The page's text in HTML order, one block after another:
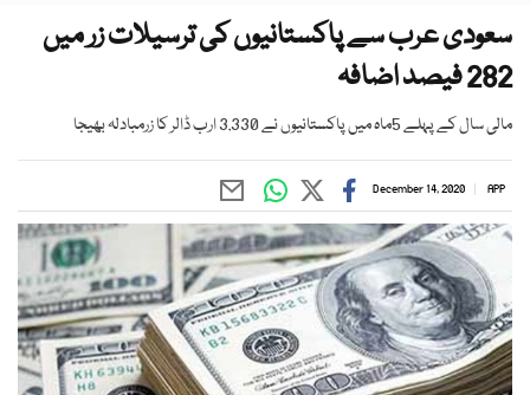
سعودی عرب سے پاکستانیوں کی ترسیلات زر میں
282 فیصد اضافہ
مالی سال کے پہلے 5ماہ میں پاکستانیوں نے 3.330 ارب ڈالر کا زرمبادلہ بھیجا
APP
December 14, 2020